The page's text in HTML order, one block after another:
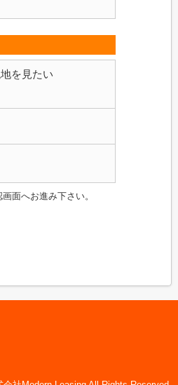
を見たい
面へお進み下さい。